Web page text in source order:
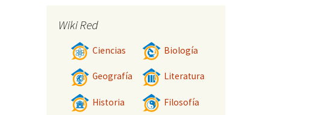
Wiki Red
Ciencias Biología
Geografía Literatura
Historia Filosofía